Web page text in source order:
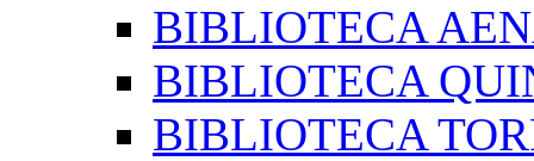
BIBLIOTECA
BIBLIOTECA
BIBLIOTECA